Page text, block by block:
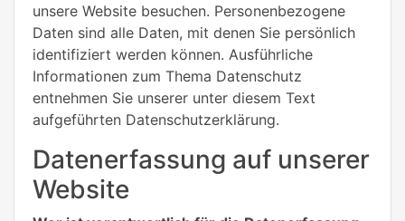
unsere Website besuchen. Personenbezogene
Daten sind alle Daten, mit denen Sie persönlich
identifiziert werden können. Ausführliche
Informationen zum Thema Datenschutz
entnehmen Sie unserer unter diesem Text
aufgeführten Datenschutzerklärung.
Datenerfassung auf unserer
Website